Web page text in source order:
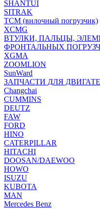
SHANTUI
SITRAK
TCM (вилочный погрузчик)
XCMG
ВТУЛКИ, ПАЛЬЦЫ,
ФРОНТАЛЬНЫХ
XGMA
ZOOMLION
SunWard
ЗАПЧАСТИ ДЛЯ
Changchai
CUMMINS
DEUTZ
FAW
FORD
HINO
CATERPILLAR
HITACHI
DOOSAN/DAEWOO
HOWO
ISUZU
KUBOTA
MAN
Mercedes Benz